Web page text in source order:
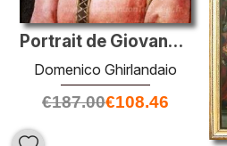
Portrait de Giovanna Tornabuoni
Domenico Ghirlandaio
€187.00€108.46